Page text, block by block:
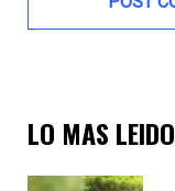
LO MAS LEIDO